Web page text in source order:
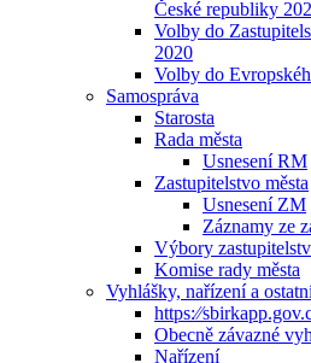
České republiky
Volby do
2020
Volby do
Samospráva
Starosta
Rada města
Usnesení RM
Zastupitelstvo města
Usnesení ZM
Záznamy ze
Výbory
Komise rady města
Vyhlášky, nařízení a
Obecně závazné
Nařízení